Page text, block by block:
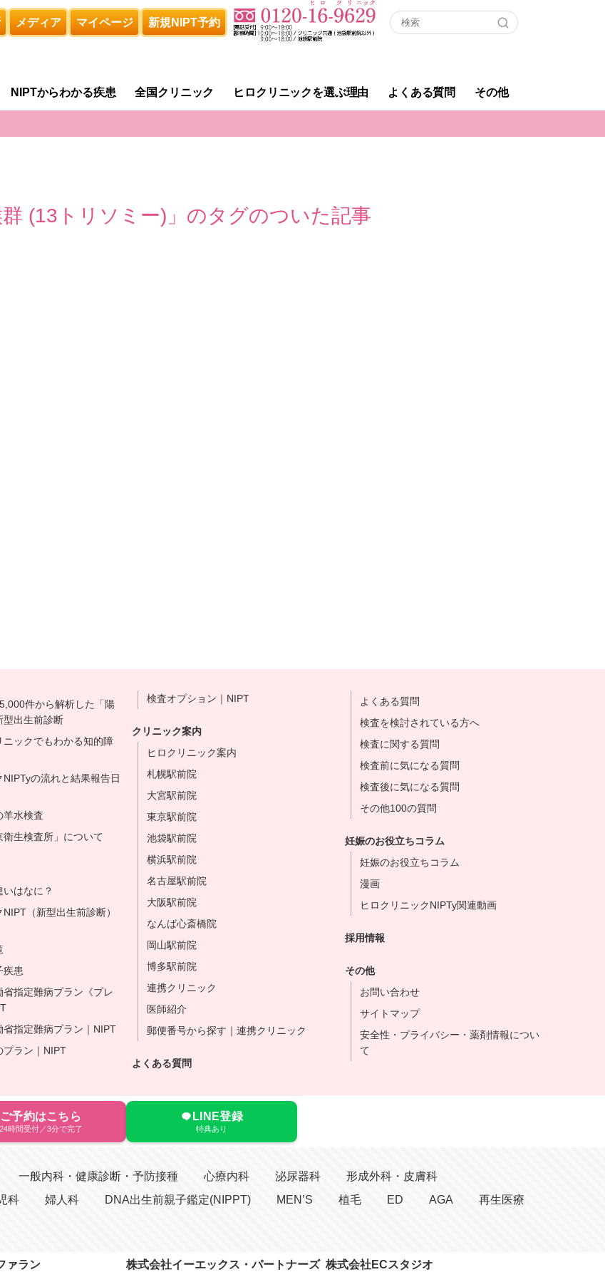
メディア マイページ 新規NIPT予約
NIPTからわかる疾患 全国クリニック ヒロクリニックを選ぶ理由 よくある質問 その他
群 (13トリソミー)」のタグのついた記事
件から解析した「陽
型出生前診断
ニックでもわかる知的障
NIPTyの流れと結果報告日
羊水検査
生検査所」について
はなに？
（新型出生前診断）
疾患
省指定難病プラン《プレ
省指定難病プラン｜NIPT
プラン｜NIPT
検査オプション｜NIPT
クリニック案内
ヒロクリニック案内
札幌駅前院
大宮駅前院
東京駅前院
池袋駅前院
横浜駅前院
名古屋駅前院
大阪駅前院
なんば心斎橋院
岡山駅前院
博多駅前院
連携クリニック
医師紹介
郵便番号から探す｜連携クリニック
よくある質問
よくある質問
検査を検討されている方へ
検査に関する質問
検査前に気になる質問
検査後に気になる質問
その他100の質問
妊娠のお役立ちコラム
妊娠のお役立ちコラム
漫画
ヒロクリニックNIPTy関連動画
採用情報
その他
お問い合わせ
サイトマップ
安全性・プライバシー・薬剤情報につい
て
ご予約はこちら
24時間受付／3分で完了
LINE登録
特典あり
一般内科・健康診断・予防接種 心療内科 泌尿器科
形成外科・皮膚科
科 婦人科 DNA出生前親子鑑定(NIPPT) MEN’S 植毛 ED AGA
再生医療
ァラン 株式会社イーエックス・パートナーズ 株式会社ECスタジオ